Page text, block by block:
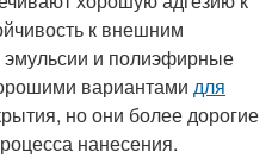
к внешним
и полиэфирные
вариантами для
но они более дорогие
нанесения.